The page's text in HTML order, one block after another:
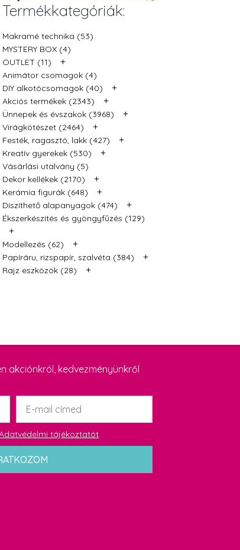
Termékkategóriák:
Makramé technika (53)
MYSTERY BOX (4)
OUTLET (11)
+
Animátor csomagok (4)
DIY alkotócsomagok (40)
+
Akciós termékek (2343) +
Ünnepek és évszakok (3968) +
Virágkötészet (2464) +
Festék, ragasztó, lakk (427) +
Kreatív gyerekek (530) +
Vásárlási utalvány (5)
Dekor kellékek (2170)
+
Kerámia figurák (648) +
Díszíthető alapanyagok (474) +
Ékszerkészítés és gyöngyfűzés (129)
+
Modellezés (62) +
Papíráru, rizspapír, szalvéta (384) +
Rajz eszközök (28) +
akciónkról, kedvezményünkről
Email
tájékoztatót